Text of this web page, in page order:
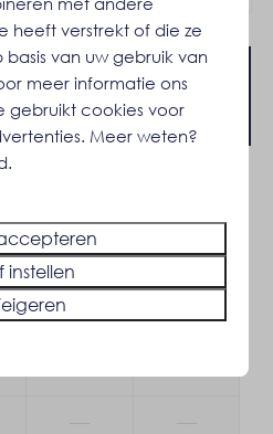
en prijs
vr 14-08-2026
10 aug
11 aug
heeft verstrekt of die ze
van uw gebruik van
meer informatie ons
gebruikt cookies voor
Meer weten?
instellen